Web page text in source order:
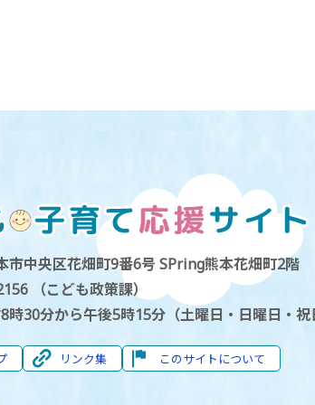
市中央区花畑町9番6号 SPring熊本花畑町2階
（こども政策課）
時30分から午後5時15分（土曜日・日曜日・
リンク集 このサイトについて